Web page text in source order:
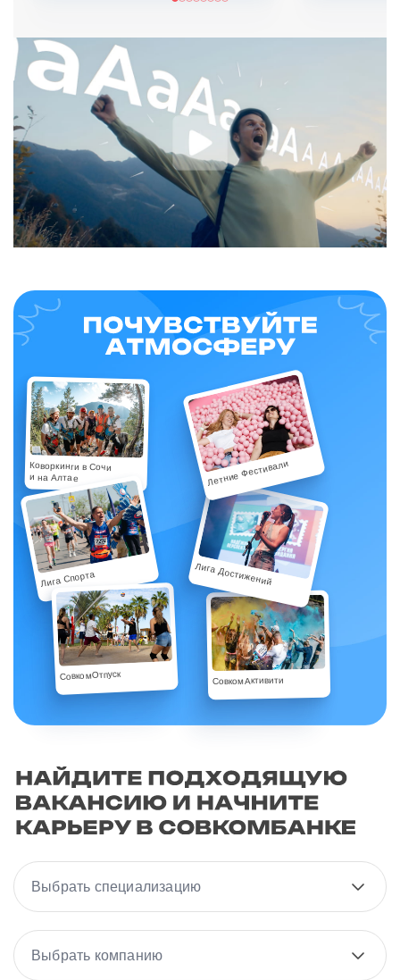
Коворкинги в Сочи
и на Алтае Летние Фестивали
Лига Спорта Лига Достижений
СовкомАктивити
СовкомОтпуск
Выбрать специализацию
Выбрать компанию